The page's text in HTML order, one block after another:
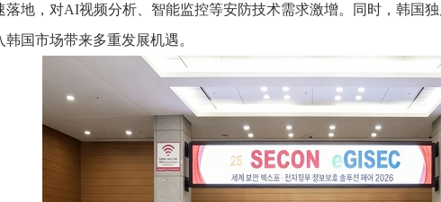
地，对AI视频分析、智能监控等安防技术需求激增。同时，韩国
国市场带来多重发展机遇。